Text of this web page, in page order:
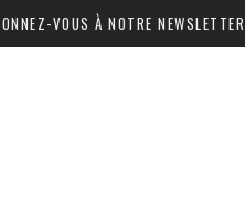
VOUS À NOTRE NEWSLETTER